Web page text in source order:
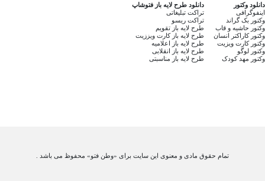
دانلود وکتور
اینفوگرافی
وکتور بک گراند
وکتور حاشیه و قاب
وکتور کاراکتر انسان
وکتور کارت ویزیت
وکتور لوگو
وکتور مهد کودک
دانلود طرح لایه باز فتوشاپ
تراکت تبلیغاتی
تراکت ریسو
طرح لایه باز تقویم
طرح لایه باز کارت ویززیت
طرح لایه باز اعلامیه
طرح لایه باز انقلابی
طرح لایه باز مناسبتی
تمام حقوق مادی و معنوی این سایت برای «وطن فتو» محفوظ می باشد .